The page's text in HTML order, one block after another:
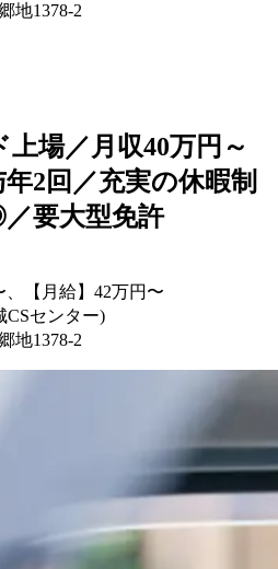
地1378-2
場／月収40万円～
2回／充実の休暇制
要大型免許
、【月給】42万円〜
CSセンター)
地1378-2